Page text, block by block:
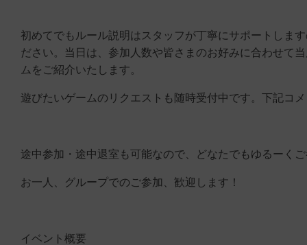
初めてでもルール説明はスタッフが丁寧にサポートしま
ださい。当日は、参加人数や皆さまのお好みに合わせて
ムをご紹介いたします。
遊びたいゲームのリクエストも随時受付中です。下記コ
途中参加・途中退室も可能なので、どなたでもゆるーく
お一人、グループでのご参加、歓迎します！
イベント概要